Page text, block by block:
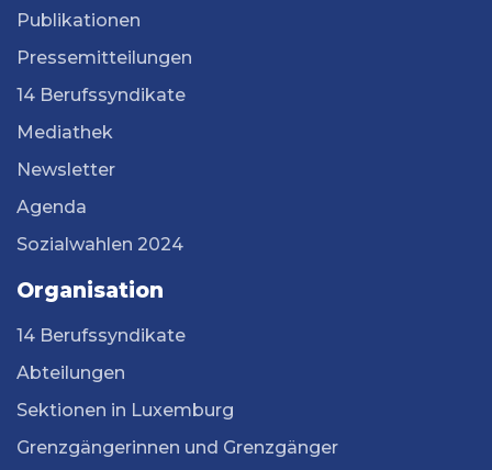
Publikationen
Pressemitteilungen
14 Berufssyndikate
Mediathek
Newsletter
Agenda
Sozialwahlen 2024
Organisation
14 Berufssyndikate
Abteilungen
Sektionen in Luxemburg
Grenzgängerinnen und Grenzgänger